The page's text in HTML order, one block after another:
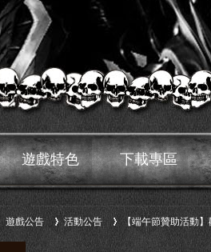
遊戲特色 下載專區
遊戲公告 活動公告 【端午節贊助活動